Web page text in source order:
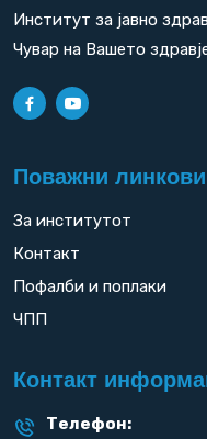
Институт за јавно
Чувар на Вашето
Поважни линкови
За институтот
Контакт
Пофалби и поплаки
ЧПП
Контакт
Телефон: